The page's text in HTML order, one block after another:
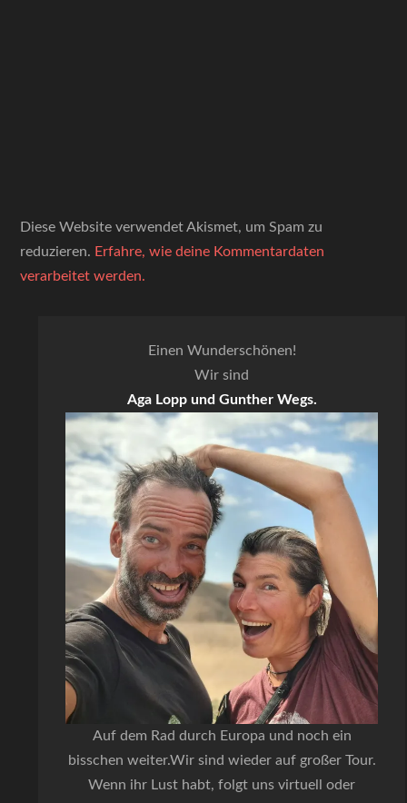
Diese Website verwendet Akismet, um Spam zu
reduzieren. Erfahre, wie deine Kommentardaten
verarbeitet werden.
Einen Wunderschönen!
Wir sind
Aga Lopp und Gunther Wegs.
Auf dem Rad durch Europa und noch ein
bisschen weiter.Wir sind wieder auf großer Tour.
Wenn ihr Lust habt, folgt uns virtuell oder